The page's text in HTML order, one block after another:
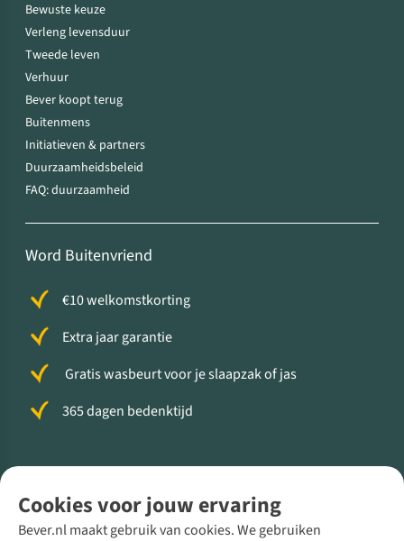
Cookies voor jouw ervaring
Bever.nl maakt gebruik van cookies. We gebruiken
Bewuste keuze
Verleng levensduur
Tweede leven
Verhuur
Bever koopt terug
Buitenmens
Initiatieven & partners
Duurzaamheidsbeleid
FAQ: duurzaamheid
Word Buitenvriend
€10 welkomstkorting
Extra jaar garantie
Gratis wasbeurt voor je slaapzak of jas
365 dagen bedenktijd